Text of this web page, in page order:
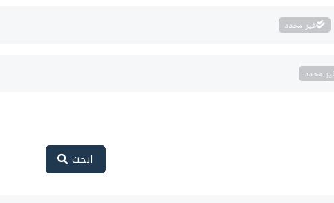
غير محدد
محدد
ابحث